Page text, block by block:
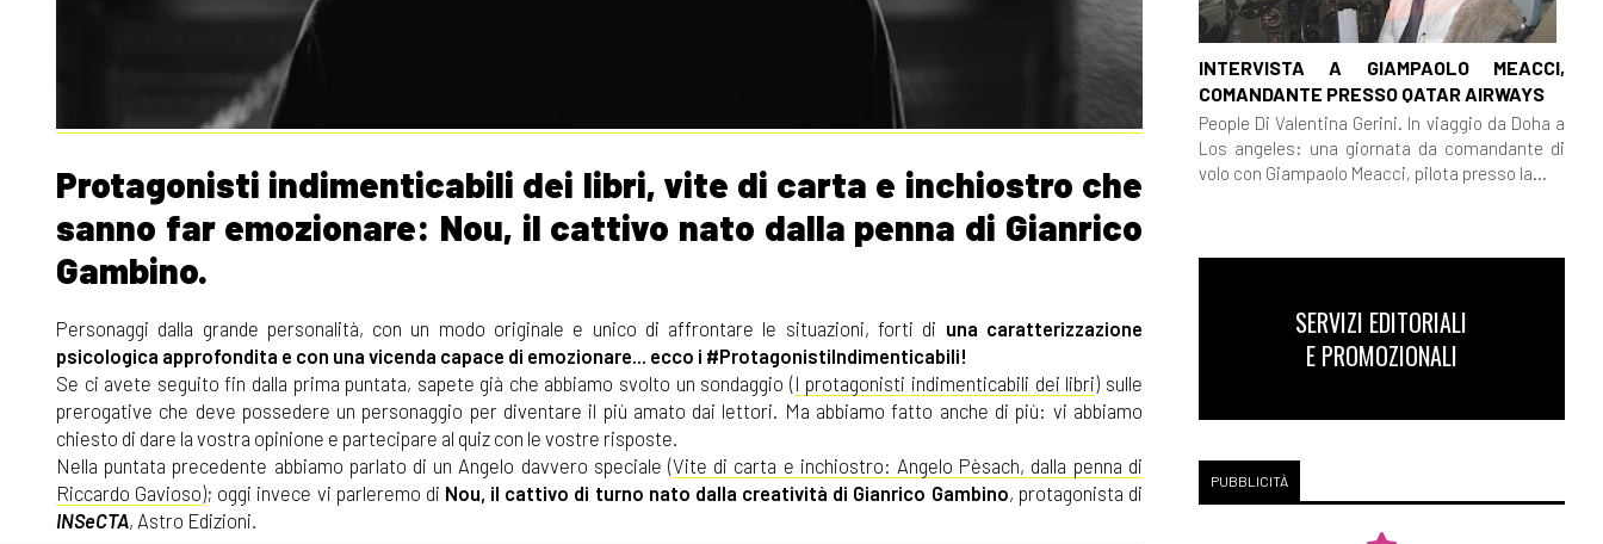
Protagonisti indimenticabili dei libri, vite di carta e inchiostro che
sanno far emozionare: Nou, il cattivo nato dalla penna di Gianrico
Gambino.
Personaggi dalla grande personalità, con un modo originale e unico di affrontare le situazioni, forti di una caratterizzazione
psicologica approfondita e con una vicenda capace di emozionare... ecco i #ProtagonistiIndimenticabili!
Se ci avete seguito fin dalla prima puntata, sapete già che abbiamo svolto un sondaggio (I protagonisti indimenticabili dei libri) sulle
prerogative che deve possedere un personaggio per diventare il più amato dai lettori. Ma abbiamo fatto anche di più: vi abbiamo
chiesto di dare la vostra opinione e partecipare al quiz con le vostre risposte.
Nella puntata precedente abbiamo parlato di un Angelo davvero speciale (Vite di carta e inchiostro: Angelo Pèsach, dalla penna di
Riccardo Gavioso); oggi invece vi parleremo di Nou, il cattivo di turno nato dalla creatività di Gianrico Gambino, protagonista di
INSeCTA, Astro Edizioni.
INTERVISTA A GIAMPAOLO MEACCI,
COMANDANTE PRESSO QATAR AIRWAYS
People Di Valentina Gerini. In viaggio da Doha a
Los angeles: una giornata da comandante di
volo con Giampaolo Meacci, pilota presso la...
SERVIZI EDITORIALI
E PROMOZIONALI
PUBBLICITÀ